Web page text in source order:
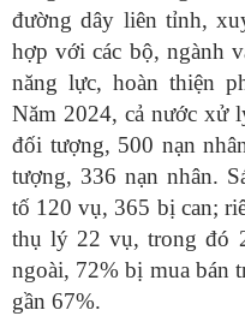
đường dây liên tỉnh,
hợp với các bộ, ngành
năng lực, hoàn thiện
Năm 2024, cả nước xử
đối tượng, 500 nạn
tượng, 336 nạn nhân.
tố 120 vụ, 365 bị can;
thụ lý 22 vụ, trong đó
ngoài, 72% bị mua bán
gần 67%.